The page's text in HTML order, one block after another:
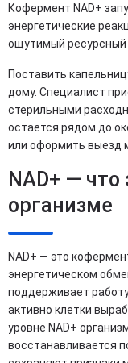
Кофермент NAD+
энергетические
ощутимый ресурсный
Поставить
дому. Специалист
стерильными
остается рядом до
или оформить выезд
NAD+ — что
организме
NAD+ — это
энергетическом
поддерживает
активно клетки
уровне NAD+
восстанавливается